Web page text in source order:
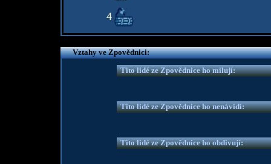
4
Vztahy ve Zpovědnici:
Tito lidé ze Zpovědnice ho milují:
Tito lidé ze Zpovědnice ho nenávidí:
Tito lidé ze Zpovědnice ho obdivují: